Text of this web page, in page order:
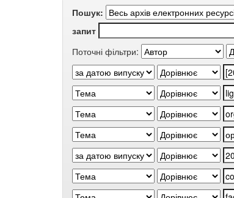
Пошук:
запит
Поточні фільтри: